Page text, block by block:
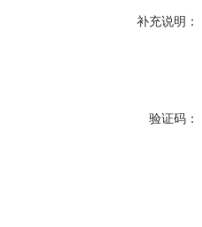
补充说明：
验证码：